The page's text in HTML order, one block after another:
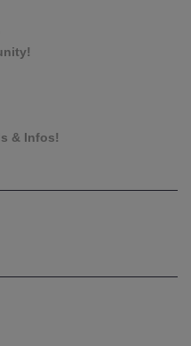
& Infos!